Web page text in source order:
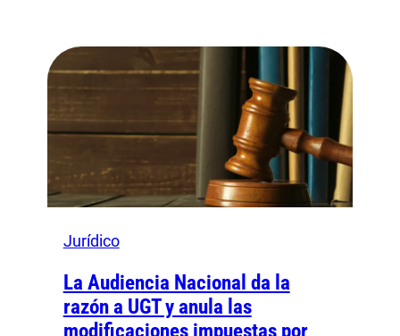
Jurídico
La Audiencia Nacional da la
razón a UGT y anula las